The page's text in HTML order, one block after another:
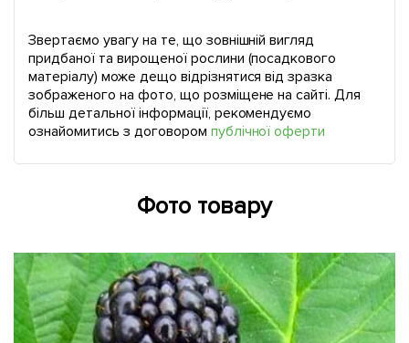
Звертаємо увагу на те, що зовнішній вигляд
придбаної та вирощеної рослини (посадкового
матеріалу) може дещо відрізнятися від зразка
зображеного на фото, що розміщене на сайті. Для
більш детальної інформації, рекомендуємо
ознайомитись з договором публічної оферти
Фото товару